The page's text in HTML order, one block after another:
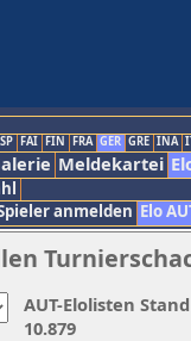
FAI FIN FRA GER GRE INA
Meldekartei
anmelden Elo
AUT-Elolisten
10.879